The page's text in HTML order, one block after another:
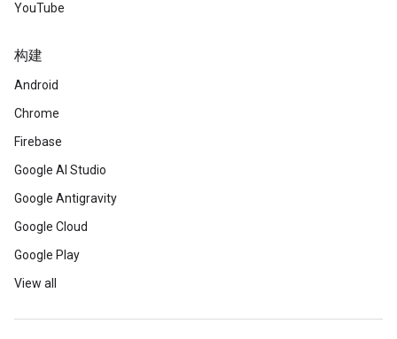
YouTube
构建
Android
Chrome
Firebase
Google AI Studio
Google Antigravity
Google Cloud
Google Play
View all